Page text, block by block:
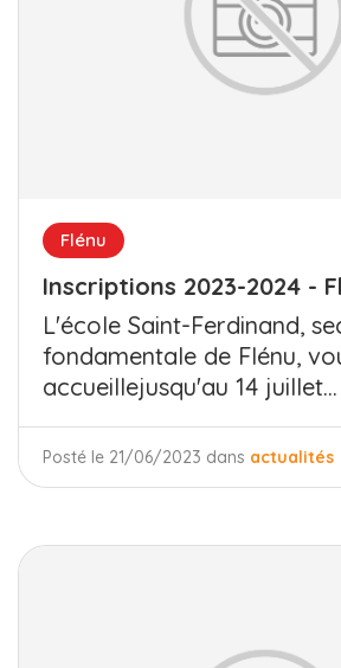
Flénu
Inscriptions 2023-2024 -
L'école Saint-Ferdinand,
fondamentale de Flénu,
accueillejusqu'au 14 juillet...
Posté le 21/06/2023 dans actualités